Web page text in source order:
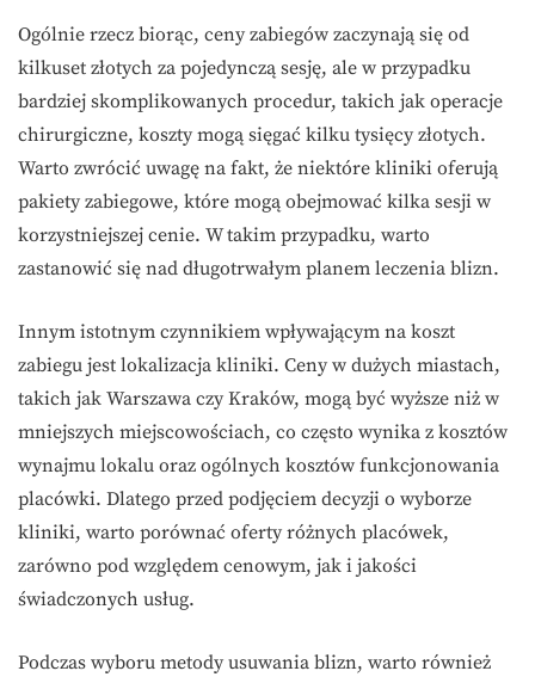
Ogólnie rzecz biorąc, ceny zabiegów zaczynają się od
kilkuset złotych za pojedynczą sesję, ale w przypadku
bardziej skomplikowanych procedur, takich jak operacje
chirurgiczne, koszty mogą sięgać kilku tysięcy złotych.
Warto zwrócić uwagę na fakt, że niektóre kliniki oferują
pakiety zabiegowe, które mogą obejmować kilka sesji w
korzystniejszej cenie. W takim przypadku, warto
zastanowić się nad długotrwałym planem leczenia blizn.
Innym istotnym czynnikiem wpływającym na koszt
zabiegu jest lokalizacja kliniki. Ceny w dużych miastach,
takich jak Warszawa czy Kraków, mogą być wyższe niż w
mniejszych miejscowościach, co często wynika z kosztów
wynajmu lokalu oraz ogólnych kosztów funkcjonowania
placówki. Dlatego przed podjęciem decyzji o wyborze
kliniki, warto porównać oferty różnych placówek,
zarówno pod względem cenowym, jak i jakości
świadczonych usług.
Podczas wyboru metody usuwania blizn, warto również